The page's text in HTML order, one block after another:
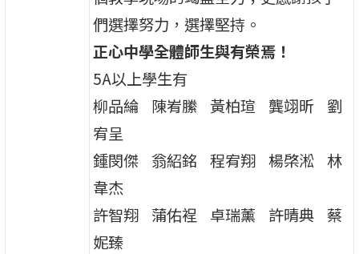
們選擇努力，選擇堅持。
正心中學全體師生與有榮焉！
5A以上學生有
柳品綸 陳峟縢 黃柏瑄 龔翊昕 劉
宥呈
鍾閔傑 翁紹銘 程宥翔 楊棨淞 林
韋杰
許智翔 蒲佑裎 卓瑞薰 許晴典 蔡
妮臻